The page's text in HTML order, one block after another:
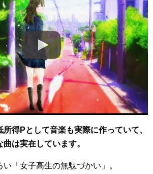
得Pとして音楽も実際に作っていて、
は実在しています。
「女子高生の無駄づかい」。